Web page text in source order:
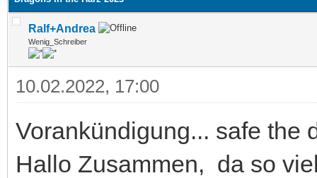
Ralf+Andrea
Wenig_Schreiber
10.02.2022, 17:00
Vorankündigung... safe the
Hallo Zusammen, da so